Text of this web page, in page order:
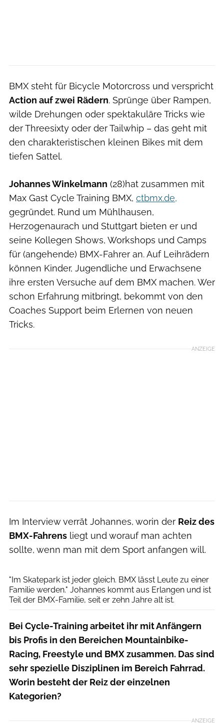
BMX steht für Bicycle Motorcross und verspricht
Action auf zwei Rädern. Sprünge über Rampen,
wilde Drehungen oder spektakuläre Tricks wie
der Threesixty oder der Tailwhip – das geht mit
den charakteristischen kleinen Bikes mit dem
tiefen Sattel.
Johannes Winkelmann (28)hat zusammen mit
Max Gast Cycle Training BMX, ctbmx.de,
gegründet. Rund um Mühlhausen,
Herzogenaurach und Stuttgart bieten er und
seine Kollegen Shows, Workshops und Camps
für (angehende) BMX-Fahrer an. Auf Leihrädern
können Kinder, Jugendliche und Erwachsene
ihre ersten Versuche auf dem BMX machen. Wer
schon Erfahrung mitbringt, bekommt von den
Coaches Support beim Erlernen von neuen
Tricks.
ANZEIGE
Im Interview verrät Johannes, worin der Reiz des
BMX-Fahrens liegt und worauf man achten
sollte, wenn man mit dem Sport anfangen will.
"Im Skatepark ist jeder gleich. BMX lässt Leute zu einer
Familie werden." Johannes kommt aus Erlangen und ist
Teil der BMX-Familie, seit er zehn Jahre alt ist.
Bei Cycle-Training arbeitet ihr mit Anfängern
bis Profis in den Bereichen Mountainbike-
Racing, Freestyle und BMX zusammen. Das sind
sehr spezielle Disziplinen im Bereich Fahrrad.
Worin besteht der Reiz der einzelnen
Kategorien?
ANZEIGE